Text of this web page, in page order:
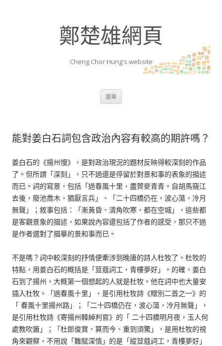
鄭楚雄網頁
Cheng Chor Hung's website
選單
能對姜白石詞包含政治內容有較高的期許嗎？
姜白石的《揚州慢》，是對政治現況的題材反映得較深刻的作品
了。但所謂「深刻」，只不過還是停留於對景和事的表象的描述
而已。詞的寫景，包括「過春風十里，盡薺麥青青。自胡馬窺江
去後，廢池喬木，猶厭言兵」、「二十四橋仍在，波心蕩，冷月
無聲」；敘事包括：「漸黃昏、清角吹寒，都在空城」，這些都
是客觀景象的描述，如果說內容還包括了作者的感受，那只不過
是作者選對了描摹的景和事而已。
不是嗎？詞中較深刻的抒情便牽涉到晚唐的詩人杜牧了。杜牧的
特點，用姜白石的概括是「荳蔻詞工，青樓夢好」。的確，姜白
石到了揚州，大概第一個想起的人就是杜牧。他在詞中也大量安
插入杜牧。「過春風十里」，是引用杜牧詩《贈別二首之一》的
「 春風十里揚州路」；「二十四橋仍在，波心蕩，冷月無聲」，
是引用杜牧詩《寄揚州韓綽判官》的「 二十四橋明月夜，玉人何
處教吹簫」；「杜郎俊賞，算而今、重到須驚」，是用杜牧的視
角來觀察，不用說「難賦深情」的是「縱荳蔻詞工，青樓夢好」